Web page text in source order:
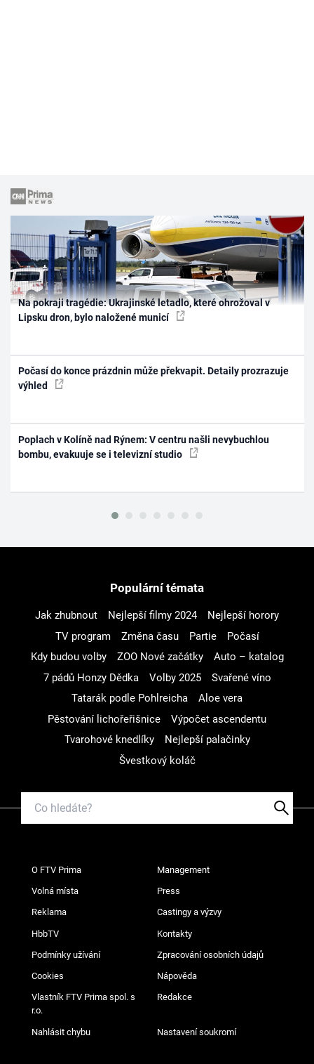
Na pokraji tragédie: Ukrajinské letadlo, které ohrožoval v
Lipsku dron, bylo naložené municí
Počasí do konce prázdnin může překvapit. Detaily prozrazuje
výhled
Poplach v Kolíně nad Rýnem: V centru našli nevybuchlou
bombu, evakuuje se i televizní studio
Populární témata
Jak zhubnout Nejlepší filmy 2024
Nejlepší horory
TV program
Změna času Partie
Počasí
Kdy budou volby
ZOO Nové začátky
Auto – katalog
7 pádů Honzy Dědka
Volby 2025
Svařené víno
Tatarák podle Pohlreicha
Aloe vera
Pěstování lichořeřišnice
Výpočet ascendentu
Tvarohové knedlíky
Nejlepší palačinky
Švestkový koláč
O FTV Prima Management
Volná místa Press
Reklama Castingy a výzvy
HbbTV Kontakty
Podmínky užívání Zpracování osobních údajů
Cookies Nápověda
Vlastník FTV Prima spol. s
r.o.
Redakce
Nahlásit chybu Nastavení soukromí